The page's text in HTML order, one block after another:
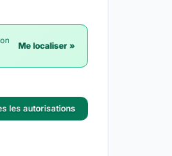
Me localiser »
les autorisations